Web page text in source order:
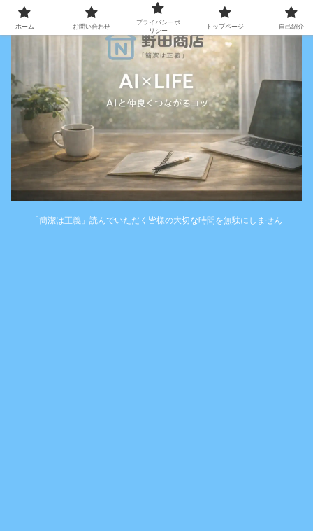
「簡潔は正義」読んでいただく皆様の大切な時間を無駄にしません
ホーム お問い合わせ
プライバシーポ
リシー
トップページ 自己紹介